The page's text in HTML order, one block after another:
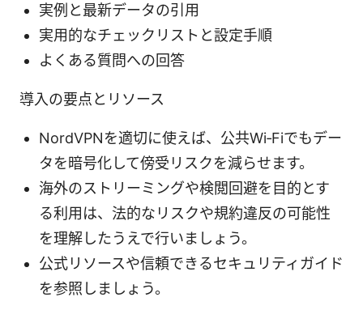
実例と最新データの引用
実用的なチェックリストと設定手順
よくある質問への回答
導入の要点とリソース
NordVPNを適切に使えば、公共Wi‑Fiでもデー
タを暗号化して傍受リスクを減らせます。
海外のストリーミングや検閲回避を目的とす
る利用は、法的なリスクや規約違反の可能性
を理解したうえで行いましょう。
公式リソースや信頼できるセキュリティガイド
を参照しましょう。